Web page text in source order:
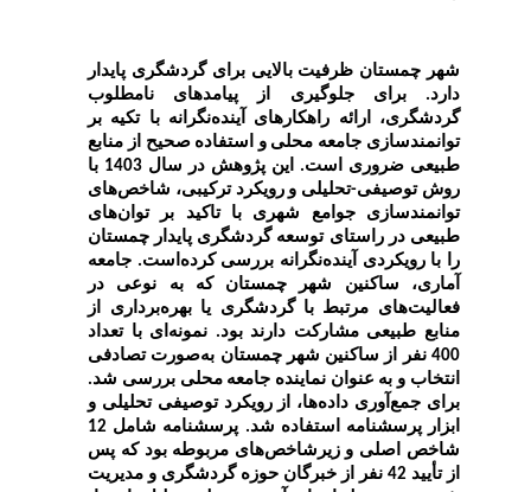
شهر چمستان ظرفیت بالایی برای گردشگری پایدار
دارد. برای جلوگیری از پیامدهای نامطلوب
گردشگری، ارائه راهکارهای آینده‌نگرانه با تکیه بر
توانمندسازی جامعه محلی و استفاده صحیح از منابع
طبیعی ضروری است. این پژوهش در سال 1403 با
روش توصیفی-تحلیلی و رویکرد ترکیبی، شاخص‌های
توانمندسازی جوامع شهری با تاکید بر توان‌های
طبیعی در راستای توسعه گردشگری پایدار چمستان
را با رویکردی آینده‌نگرانه بررسی کرده‌است. جامعه
آماری، ساکنین شهر چمستان که به نوعی در
فعالیت‌های مرتبط با گردشگری یا بهره‌برداری از
منابع طبیعی مشارکت دارند بود. نمونه‌ای با تعداد
400 نفر از ساکنین شهر چمستان به‌صورت تصادفی
انتخاب و به عنوان نماینده جامعه محلی بررسی شد.
برای جمع‌آوری داده‌ها، از رویکرد توصیفی تحلیلی و
ابزار پرسشنامه استفاده شد. پرسشنامه شامل 12
شاخص اصلی و زیرشاخص‌های مربوطه بود که پس
از تأیید 42 نفر از خبرگان حوزه گردشگری و مدیریت